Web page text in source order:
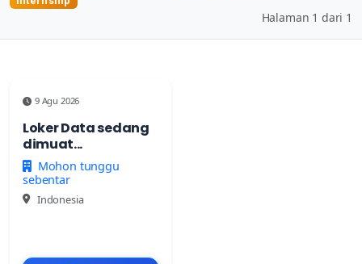
Halaman 1 dari 1
9 Agu 2026
Loker Data sedang
dimuat...
Mohon tunggu
sebentar
Indonesia